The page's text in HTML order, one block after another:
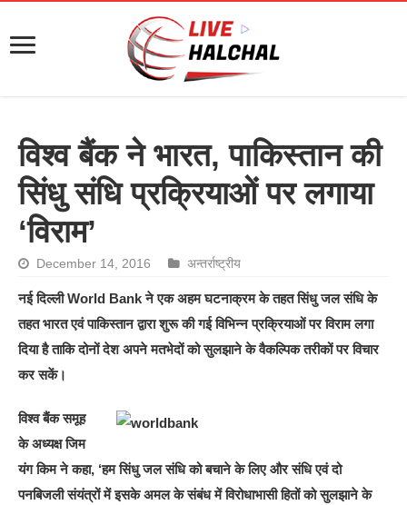
विश्व बैंक ने भारत, पाकिस्तान की
सिंधु संधि प्रक्रियाओं पर लगाया
‘विराम’
December 14, 2016 अन्तर्राष्ट्रीय
नई दिल्ली World Bank ने एक अहम घटनाक्रम के तहत सिंधु जल संधि के
तहत भारत एवं पाकिस्तान द्वारा शुरू की गई विभिन्न प्रक्रियाओं पर विराम लगा
दिया है ताकि दोनों देश अपने मतभेदों को सुलझाने के वैकल्पिक तरीकों पर विचार
कर सकें।
विश्व बैंक समूह
के अध्यक्ष जिम
यंग किम ने कहा, ‘हम सिंधु जल संधि को बचाने के लिए और संधि एवं दो
पनबिजली संयंत्रों में इसके अमल के संबंध में विरोधाभासी हितों को सुलझाने के